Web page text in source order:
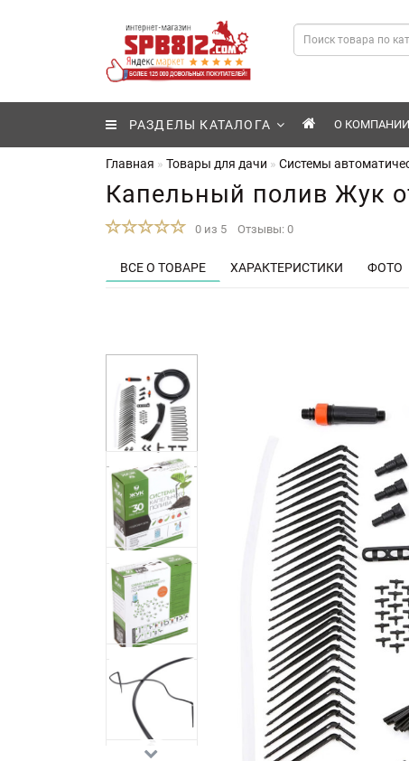
РАЗДЕЛЫ КАТАЛОГА О КОМПАНИИ
Главная Товары для дачи Системы
Капельный полив Жук
0 из 5 Отзывы: 0
ВСЕ О ТОВАРЕ ХАРАКТЕРИСТИКИ ФОТО